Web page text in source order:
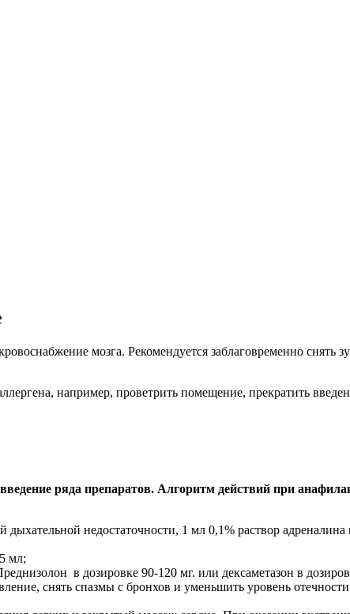
мозга. Рекомендуется заблаговременно
например, проветрить помещение, прекратить
ряда препаратов. Алгоритм действий при
недостаточности, 1 мл 0,1% раствор
мл;
в дозировке 90-120 мг. или дексаметазон в
снять спазмы с бронхов и уменьшить уровень